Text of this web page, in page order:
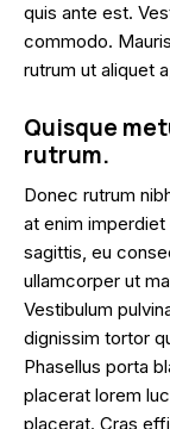
quis ante est.
commodo.
rutrum ut aliquet
Quisque
rutrum.
Donec rutrum
at enim
sagittis, eu
ullamcorper ut
Vestibulum
dignissim tortor
Phasellus porta
placerat lorem
placerat. Cras